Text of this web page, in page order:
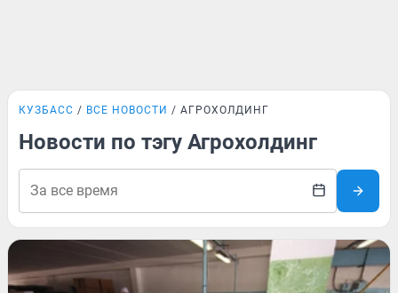
КУЗБАСС ВСЕ НОВОСТИ АГРОХОЛДИНГ
Новости по тэгу Агрохолдинг